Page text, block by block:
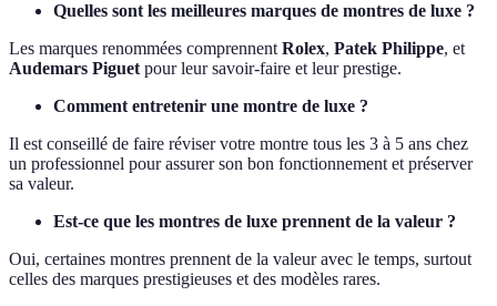
Quelles sont les meilleures marques de montres de luxe ?
Les marques renommées comprennent Rolex, Patek Philippe, et
Audemars Piguet pour leur savoir-faire et leur prestige.
Comment entretenir une montre de luxe ?
Il est conseillé de faire réviser votre montre tous les 3 à 5 ans chez
un professionnel pour assurer son bon fonctionnement et préserver
sa valeur.
Est-ce que les montres de luxe prennent de la valeur ?
Oui, certaines montres prennent de la valeur avec le temps, surtout
celles des marques prestigieuses et des modèles rares.